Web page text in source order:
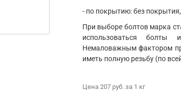
- по покрытию: без
При выборе болтов марка
использоваться болты
Немаловажным фактором
иметь полную резьбу (по
Цена 207 руб.за 1 кг